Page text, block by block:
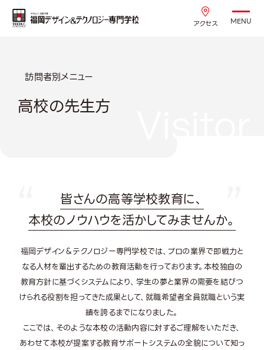
アクセス MENU
訪問者別メニュー
高校の先生方
皆さんの高等学校教育に、
本校のノウハウを活かしてみませんか。
福岡デザイン＆テクノロジー専門学校では、プロの業界で即戦力と
なる人材を輩出するための教育活動を行っております。本校独自の
教育方針に基づくシステムにより、学生の夢と業界の需要を結びつ
けられる役割を担ってきた成果として、就職希望者全員就職という実
績を誇るまでになりました。
ここでは、そのような本校の活動内容に対するご理解をいただき、
あわせて本校が提案する教育サポートシステムの全貌について知っ